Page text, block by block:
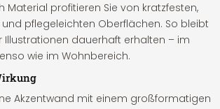
Material profitieren Sie von kratzfesten,
pflegeleichten Oberflächen. So bleibt
Illustrationen dauerhaft erhalten – im
wie im Wohnbereich.
Akzentwand mit einem großformatigen